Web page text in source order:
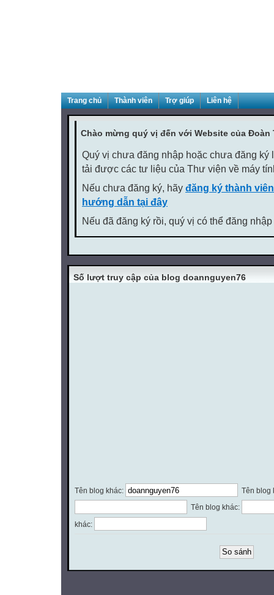
Trang chủ Thành viên Trợ giúp Liên hệ
Chào mừng quý vị đến với Website của Đoàn
Quý vị chưa đăng nhập hoặc chưa đăng ký
tải được các tư liệu của Thư viện về máy
Nếu chưa đăng ký, hãy đăng ký thành
hướng dẫn tại đây
Nếu đã đăng ký rồi, quý vị có thể đăng
Số lượt truy cập của blog doannguyen76
Tên blog khác:
Tên blog
Tên blog khác:
khác: